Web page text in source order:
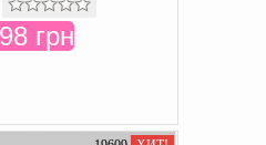
грн